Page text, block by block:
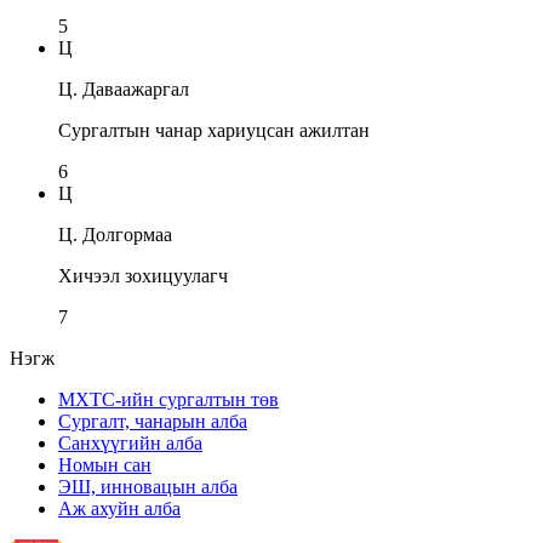
5
Ц
Ц. Даваажаргал
Сургалтын чанар хариуцсан ажилтан
6
Ц
Ц. Долгормаа
Хичээл зохицуулагч
7
Нэгж
МХТС-ийн сургалтын төв
Сургалт, чанарын алба
Санхүүгийн алба
Номын сан
ЭШ, инновацын алба
Аж ахуйн алба